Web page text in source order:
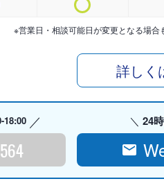
※営業日・相談可能日が変更となる場合
詳しく
18:00 24